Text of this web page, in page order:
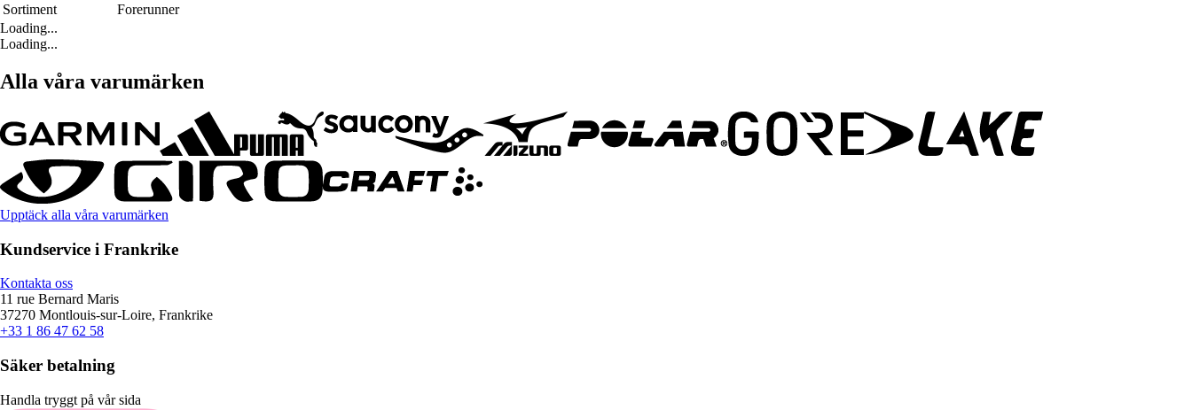
Sortiment
Forerunner
Loading...
Loading...
Alla våra varumärken
Upptäck alla våra varumärken
Kundservice i Frankrike
Kontakta oss
11 rue Bernard Maris
37270 Montlouis-sur-Loire, Frankrike
+33 1 86 47 62 58
Säker betalning
Handla tryggt på vår sida